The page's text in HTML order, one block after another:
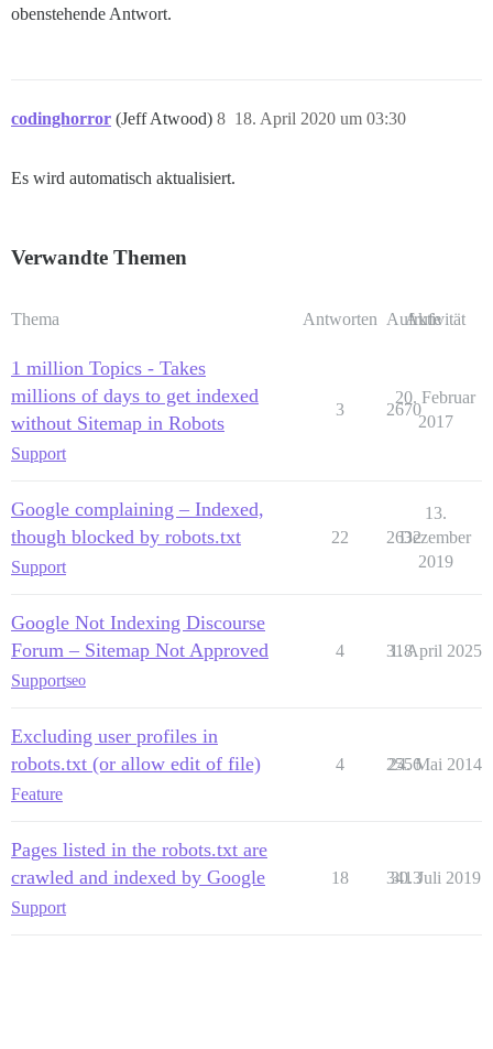
obenstehende Antwort.
codinghorror (Jeff Atwood) 18. April 2020 um 03:30
8
Es wird automatisch aktualisiert.
Verwandte Themen
Thema Antworten Aufrufe
Aktivität
1 million Topics - Takes
millions of days to get indexed
without Sitemap in Robots
Support
3 2670
20. Februar
2017
Google complaining – Indexed,
though blocked by robots.txt
Support
22 2632
13.
Dezember
2019
Google Not Indexing Discourse
Forum – Sitemap Not Approved
Supportseo
4 318
1. April 2025
Excluding user profiles in
robots.txt (or allow edit of file)
Feature
4 2556
24. Mai 2014
Pages listed in the robots.txt are
crawled and indexed by Google
Support
18 3413
30. Juli 2019